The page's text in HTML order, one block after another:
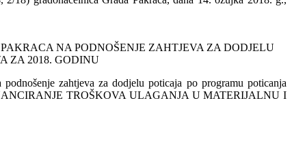
NA PODNOŠENJE ZAHTJEVA ZA DODJELU
ZA 2018. GODINU
podnošenje zahtjeva za dodjelu poticaja po programu poticanja
TROŠKOVA ULAGANJA U MATERIJALNU I